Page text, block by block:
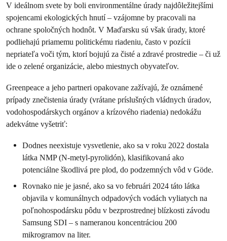
V ideálnom svete by boli environmentálne úrady najdôležitejšími
spojencami ekologických hnutí – vzájomne by pracovali na
ochrane spoločných hodnôt. V Maďarsku sú však úrady, ktoré
podliehajú priamemu politickému riadeniu, často v pozícii
nepriateľa voči tým, ktorí bojujú za čisté a zdravé prostredie – či už
ide o zelené organizácie, alebo miestnych obyvateľov.
Greenpeace a jeho partneri opakovane zažívajú, že oznámené
prípady znečistenia úrady (vrátane príslušných vládnych úradov,
vodohospodárskych orgánov a krízového riadenia) nedokážu
adekvátne vyšetriť:
Dodnes neexistuje vysvetlenie, ako sa v roku 2022 dostala
látka NMP (N-metyl-pyrolidón), klasifikovaná ako
potenciálne škodlivá pre plod, do podzemných vôd v Göde.
Rovnako nie je jasné, ako sa vo februári 2024 táto látka
objavila v komunálnych odpadových vodách vyliatych na
poľnohospodársku pôdu v bezprostrednej blízkosti závodu
Samsung SDI – s nameranou koncentráciou 200
mikrogramov na liter.